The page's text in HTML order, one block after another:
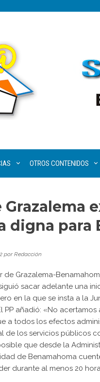
OTROS CONTENIDOS
Grazalema
digna para
porRedacción
de Grazalema-
sacar adelante una
en la que se insta a la
PP añadió: «No
a todos los efectos
de los servicios públicos
que desde la
de Benamahoma
durante al menos 20